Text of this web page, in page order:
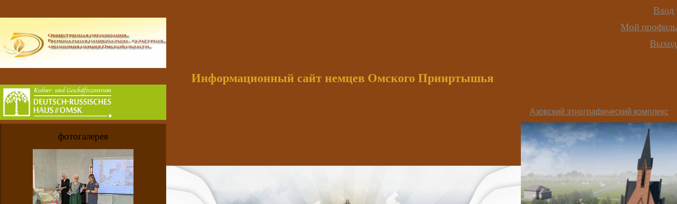
Вход
Мой профиль
Выход
фотогалерея
Информационный сайт немцев Омского Прииртышья
Азовский этнографический комплекс